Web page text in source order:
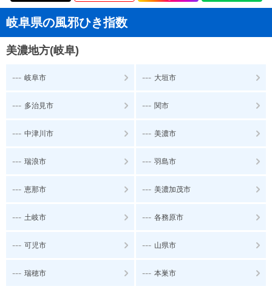
岐阜県の風邪ひき指数
美濃地方(岐阜)
--- 岐阜市 --- 大垣市
--- 多治見市 --- 関市
--- 中津川市 --- 美濃市
--- 瑞浪市 --- 羽島市
--- 恵那市 --- 美濃加茂市
--- 土岐市 --- 各務原市
--- 可児市 --- 山県市
--- 瑞穂市 --- 本巣市